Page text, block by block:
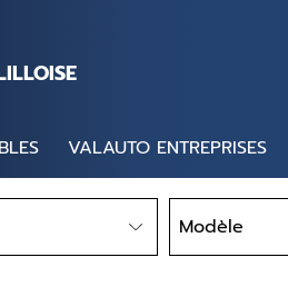
VALAUTO ENTREPRISES
Modèle